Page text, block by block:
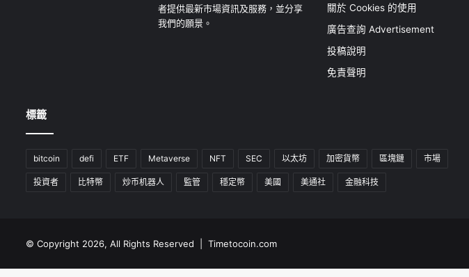
者提供最新市場資訊及服務，並分享
我們的願景。
關於 Cookies 的使用
廣告查詢 Advertisement
投稿說明
免責聲明
標籤
bitcoin defi ETF Metaverse NFT SEC 以太坊 加密貨幣 區塊鏈 市場
投資者 比特幣 炒币机器人 監管 穩定幣 美國 美通社 金融科技
© Copyright 2026, All Rights Reserved | Timetocoin.com